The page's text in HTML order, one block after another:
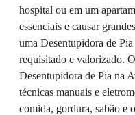
hospital ou em um
essenciais e causar
uma Desentupidora de
requisitado e valorizado.
Desentupidora de Pia na
técnicas manuais e
comida, gordura, sabão e